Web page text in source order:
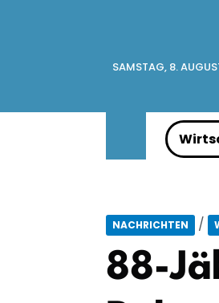
SAMSTAG, 8.
NACHRICHTEN /
88-